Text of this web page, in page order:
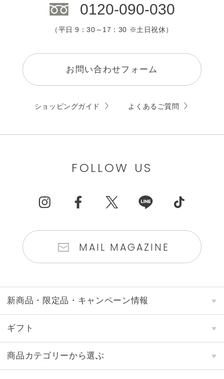
0120-090-030
（平日 9：30～17：30 ※土日祝休）
お問い合わせフォーム
ショッピングガイド よくあるご質問
FOLLOW US
MAIL MAGAZINE
新商品・限定品・キャンペーン情報
ギフト
商品カテゴリーから選ぶ